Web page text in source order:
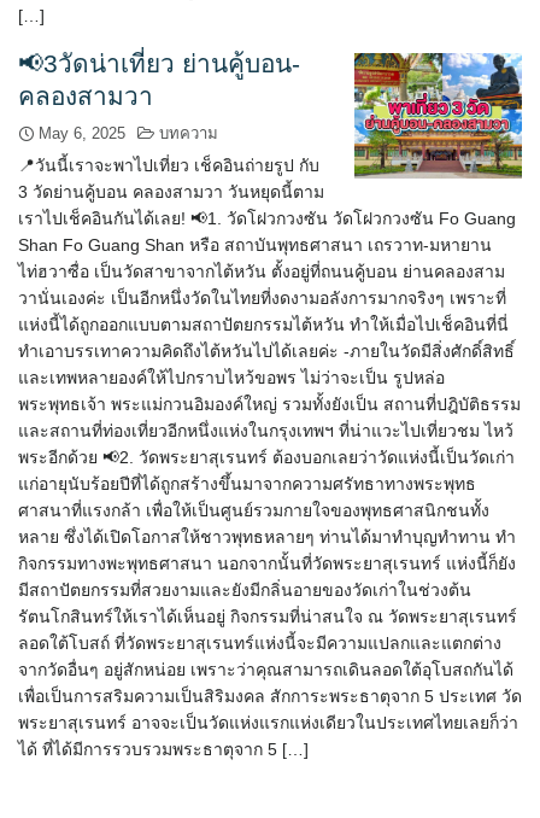
[…]
📢3วัดน่าเที่ยว ย่านคู้บอน-
คลองสามวา
May 6, 2025 บทความ
📍วันนี้เราจะพาไปเที่ยว เช็คอินถ่ายรูป กับ
3 วัดย่านคู้บอน คลองสามวา วันหยุดนี้ตาม
เราไปเช็คอินกันได้เลย! 📢1. วัดโฝวกวงซัน วัดโฝวกวงซัน Fo Guang
Shan Fo Guang Shan หรือ สถาบันพุทธศาสนา เถรวาท-มหายาน
ไท่ฮวาซื่อ เป็นวัดสาขาจากไต้หวัน ตั้งอยู่ที่ถนนคู้บอน ย่านคลองสาม
วานั่นเองค่ะ เป็นอีกหนึ่งวัดในไทยที่งดงามอลังการมากจริงๆ เพราะที่
แห่งนี้ได้ถูกออกแบบตามสถาปัตยกรรมไต้หวัน ทำให้เมื่อไปเช็คอินที่นี่
ทำเอาบรรเทาความคิดถึงไต้หวันไปได้เลยค่ะ -ภายในวัดมีสิ่งศักดิ์สิทธิ์
และเทพหลายองค์ให้ไปกราบไหว้ขอพร ไม่ว่าจะเป็น รูปหล่อ
พระพุทธเจ้า พระแม่กวนอิมองค์ใหญ่ รวมทั้งยังเป็น สถานที่ปฎิบัติธรรม
และสถานที่ท่องเที่ยวอีกหนึ่งแห่งในกรุงเทพฯ ที่น่าแวะไปเที่ยวชม ไหว้
พระอีกด้วย 📢2. วัดพระยาสุเรนทร์ ต้องบอกเลยว่าวัดแห่งนี้เป็นวัดเก่า
แก่อายุนับร้อยปีที่ได้ถูกสร้างขึ้นมาจากความศรัทธาทางพระพุทธ
ศาสนาที่แรงกล้า เพื่อให้เป็นศูนย์รวมกายใจของพุทธศาสนิกชนทั้ง
หลาย ซึ่งได้เปิดโอกาสให้ชาวพุทธหลายๆ ท่านได้มาทำบุญทำทาน ทำ
กิจกรรมทางพะพุทธศาสนา นอกจากนั้นที่วัดพระยาสุเรนทร์ แห่งนี้ก็ยัง
มีสถาปัตยกรรมที่สวยงามและยังมีกลิ่นอายของวัดเก่าในช่วงต้น
รัตนโกสินทร์ให้เราได้เห็นอยู่ กิจกรรมที่น่าสนใจ ณ วัดพระยาสุเรนทร์
ลอดใต้โบสถ์ ที่วัดพระยาสุเรนทร์แห่งนี้จะมีความแปลกและแตกต่าง
จากวัดอื่นๆ อยู่สักหน่อย เพราะว่าคุณสามารถเดินลอดใต้อุโบสถกันได้
เพื่อเป็นการสริมความเป็นสิริมงคล สักการะพระธาตุจาก 5 ประเทศ วัด
พระยาสุเรนทร์ อาจจะเป็นวัดแห่งแรกแห่งเดียวในประเทศไทยเลยก็ว่า
ได้ ที่ได้มีการรวบรวมพระธาตุจาก 5 […]